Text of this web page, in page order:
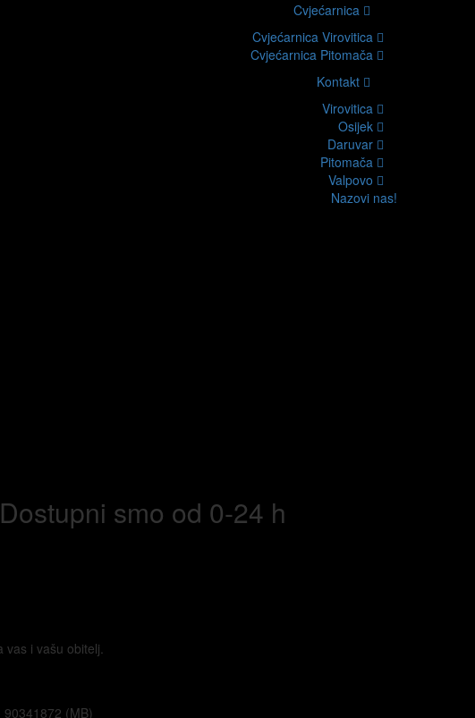
Cvjećarnica
Cvjećarnica Virovitica
Cvjećarnica Pitomača
Kontakt
Virovitica
Osijek
Daruvar
Pitomača
Valpovo
Nazovi nas!
smo od 0-24 h
vas i vašu obitelj.
(MB)